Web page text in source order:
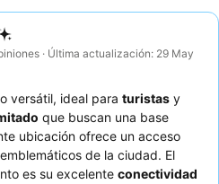
· Última actualización: 29 May
versátil, ideal para turistas y
que buscan una base
ubicación ofrece un acceso
de la ciudad. El
es su excelente conectividad